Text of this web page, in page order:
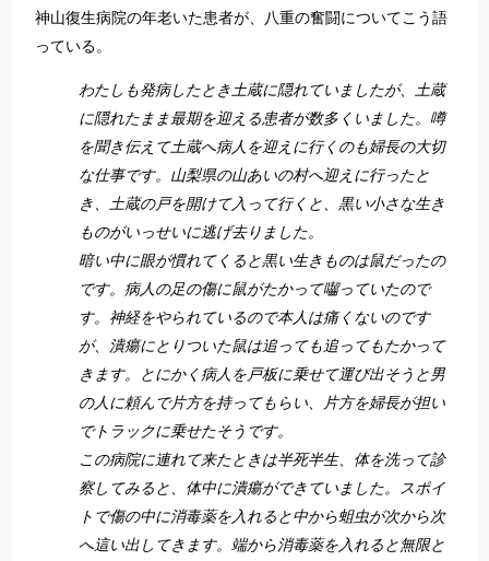
神山復生病院の年老いた患者が、八重の奮闘についてこう語
っている。
わたしも発病したとき土蔵に隠れていましたが、土蔵
に隠れたまま最期を迎える患者が数多くいました。噂
を聞き伝えて土蔵へ病人を迎えに行くのも婦長の大切
な仕事です。山梨県の山あいの村へ迎えに行ったと
き、土蔵の戸を開けて入って行くと、黒い小さな生き
ものがいっせいに逃げ去りました。
暗い中に眼が慣れてくると黒い生きものは鼠だったの
です。病人の足の傷に鼠がたかって囓っていたので
す。神経をやられているので本人は痛くないのです
が、潰瘍にとりついた鼠は追っても追ってもたかって
きます。とにかく病人を戸板に乗せて運び出そうと男
の人に頼んで片方を持ってもらい、片方を婦長が担い
でトラックに乗せたそうです。
この病院に連れて来たときは半死半生、体を洗って診
察してみると、体中に潰瘍ができていました。スポイ
トで傷の中に消毒薬を入れると中から蛆虫が次から次
へ這い出してきます。端から消毒薬を入れると無限と